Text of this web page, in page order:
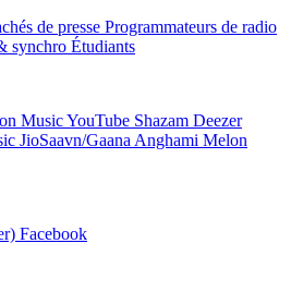
de presse Programmateurs de radio
synchro Étudiants
MusicYouTube Shazam Deezer
JioSaavn/Gaana Anghami Melon
Facebook